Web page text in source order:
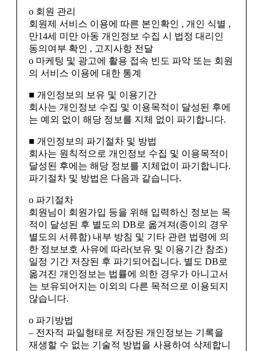
ο 회원 관리
회원제 서비스 이용에 따른 본인확인 , 개인 식별 ,
만14세 미만 아동 개인정보 수집 시 법정 대리인
동의여부 확인 , 고지사항 전달
ο 마케팅 및 광고에 활용 접속 빈도 파악 또는 회원
의 서비스 이용에 대한 통계
■ 개인정보의 보유 및 이용기간
회사는 개인정보 수집 및 이용목적이 달성된 후에
는 예외 없이 해당 정보를 지체 없이 파기합니다.
■ 개인정보의 파기절차 및 방법
회사는 원칙적으로 개인정보 수집 및 이용목적이
달성된 후에는 해당 정보를 지체없이 파기합니다.
파기절차 및 방법은 다음과 같습니다.
ο 파기절차
회원님이 회원가입 등을 위해 입력하신 정보는 목
적이 달성된 후 별도의 DB로 옮겨져(종이의 경우
별도의 서류함) 내부 방침 및 기타 관련 법령에 의
한 정보보호 사유에 따라(보유 및 이용기간 참조)
일정 기간 저장된 후 파기되어집니다. 별도 DB로
옮겨진 개인정보는 법률에 의한 경우가 아니고서
는 보유되어지는 이외의 다른 목적으로 이용되지
않습니다.
ο 파기방법
– 전자적 파일형태로 저장된 개인정보는 기록을
재생할 수 없는 기술적 방법을 사용하여 삭제합니